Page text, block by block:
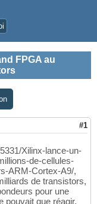
FPGA au
#1
Xilinx-lance-un-
de-cellules-
ARM-Cortex-A9/,
de transistors,
pour une
pouvait que réagir,